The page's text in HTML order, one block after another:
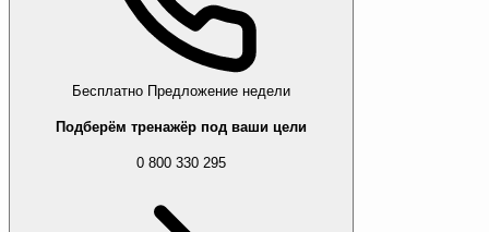
Бесплатно Предложение недели
Подберём тренажёр под ваши цели
0 800 330 295